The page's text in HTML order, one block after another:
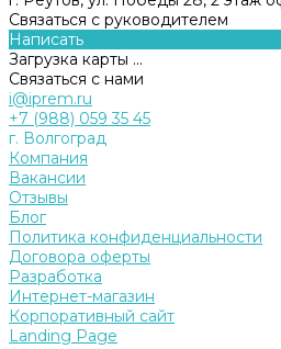
Связаться с руководителем
Написать
Загрузка карты ...
Связаться с нами
i@iprem.ru
+7 (988) 059 35 45
г. Волгоград
Компания
Вакансии
Отзывы
Блог
Политика конфиденциальности
Договора оферты
Разработка
Интернет-магазин
Корпоративный сайт
Landing Page